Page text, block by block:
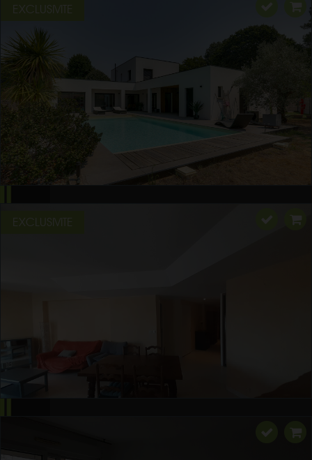
EXCLUSIVITE
EXCLUSIVITE